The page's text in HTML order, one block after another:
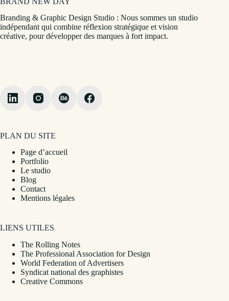
Circle
de
Simon
Sinek.
Branding & Graphic Design Studio : Nous sommes un studio
indépendant qui combine réflexion stratégique et vision
créative, pour développer des marques à fort impact.
PLAN DU SITE
Page d’accueil
Portfolio
Le studio
Blog
Contact
Mentions légales
LIENS UTILES
The Rolling Notes
The Professional Association for Design
World Federation of Advertisers
Syndicat national des graphistes
Creative Commons